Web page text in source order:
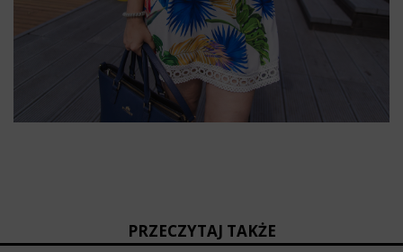
PRZECZYTAJ TAKŻE